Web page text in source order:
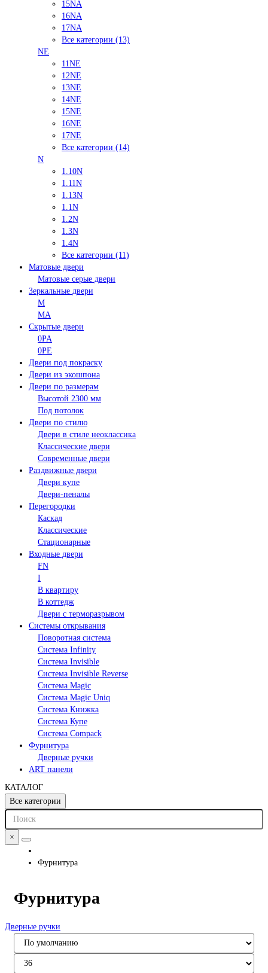
15NA
16NA
17NA
Все категории (13)
NE
11NE
12NE
13NE
14NE
15NE
16NE
17NE
Все категории (14)
N
1.10N
1.11N
1.13N
1.1N
1.2N
1.3N
1.4N
Все категории (11)
Матовые двери
Матовые серые двери
Зеркальные двери
M
MA
Скрытые двери
0PA
0PE
Двери под покраску
Двери из экошпона
Двери по размерам
Высотой 2300 мм
Под потолок
Двери по стилю
Двери в стиле неоклассика
Классические двери
Современные двери
Раздвижные двери
Двери купе
Двери-пеналы
Перегородки
Каскад
Классические
Стационарные
Входные двери
FN
I
В квартиру
В коттедж
Двери с терморазрывом
Системы открывания
Поворотная система
Система Infinity
Система Invisible
Система Invisible Reverse
Система Magic
Система Magic Uniq
Система Книжка
Система Купе
Система Compack
Фурнитура
Дверные ручки
ART панели
КАТАЛОГ
Все категории
×
Фурнитура
Фурнитура
Дверные ручки